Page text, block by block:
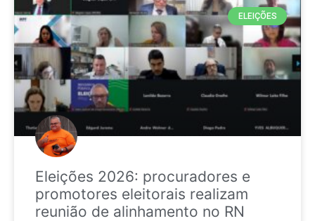
ELEIÇÕES
Eleições 2026: procuradores e
promotores eleitorais realizam
reunião de alinhamento no RN